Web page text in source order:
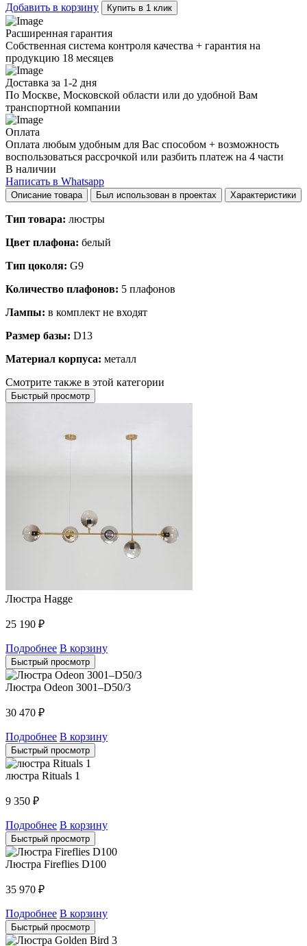
Добавить в корзину Купить в 1 клик
Расширенная гарантия
Собственная система контроля качества + гарантия на
продукцию 18 месяцев
Доставка за 1-2 дня
По Москве, Московской области или до удобной Вам
транспортной компании
Оплата
Оплата любым удобным для Вас способом + возможность
воспользоваться рассрочкой или разбить платеж на 4 части
В наличии
Написать в Whatsapp
Описание товара Был использован в проектах Характеристики
Тип товара: люстры
Цвет плафона: белый
Тип цоколя: G9
Количество плафонов: 5 плафонов
Лампы: в комплект не входят
Размер базы: D13
Материал корпуса: металл
Смотрите также в этой категории
Быстрый просмотр
Люстра Hagge
25 190 ₽
Подробнее В корзину
Быстрый просмотр
Люстра Odeon 3001–D50/3
30 470 ₽
Подробнее В корзину
Быстрый просмотр
люстра Rituals 1
9 350 ₽
Подробнее В корзину
Быстрый просмотр
Люстра Fireflies D100
35 970 ₽
Подробнее В корзину
Быстрый просмотр